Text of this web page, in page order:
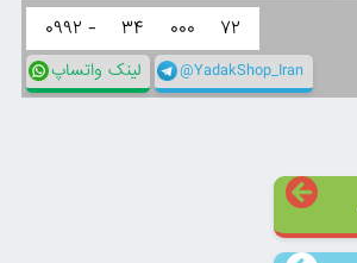
۰۹۹۲ - ۳۴ ۰۰۰ ۷۲
لینک واتساپ @YadakShop_Iran